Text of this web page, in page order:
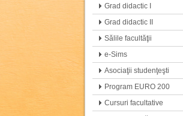
Grad didactic I
Grad didactic II
Sălile facultăţii
e-Sims
Asociaţii studenţeşti
Program EURO 200
Cursuri facultative